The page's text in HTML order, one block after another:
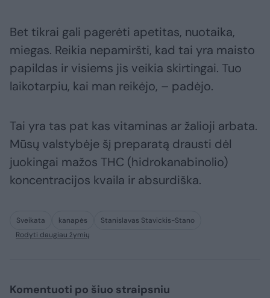
Bet tikrai gali pagerėti apetitas, nuotaika,
miegas. Reikia nepamiršti, kad tai yra maisto
papildas ir visiems jis veikia skirtingai. Tuo
laikotarpiu, kai man reikėjo, – padėjo.
Tai yra tas pat kas vitaminas ar žalioji arbata.
Mūsų valstybėje šį preparatą drausti dėl
juokingai mažos THC (hidrokanabinolio)
koncentracijos kvaila ir absurdiška.
Sveikata kanapės
Stanislavas Stavickis-Stano
Rodyti daugiau žymių
Komentuoti po šiuo straipsniu